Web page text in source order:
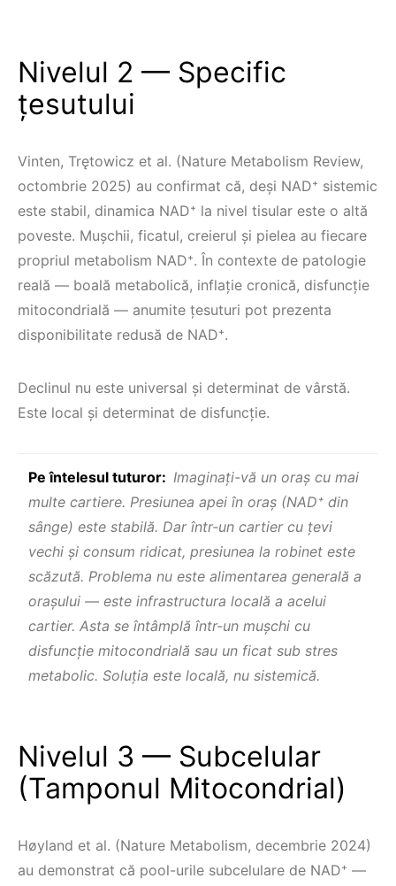
Nivelul 2 — Specific
țesutului
Vinten, Trętowicz et al. (Nature Metabolism Review,
octombrie 2025) au confirmat că, deşi NAD⁺ sistemic
este stabil, dinamica NAD⁺ la nivel tisular este o altă
poveste. Muşchii, ficatul, creierul şi pielea au fiecare
propriul metabolism NAD⁺. În contexte de patologie
reală — boală metabolică, inflație cronică, disfuncție
mitocondrială — anumite țesuturi pot prezenta
disponibilitate redusă de NAD⁺.
Declinul nu este universal şi determinat de vârstă.
Este local şi determinat de disfuncție.
Pe întelesul tuturor: Imaginați-vă un oraş cu mai
multe cartiere. Presiunea apei în oraş (NAD⁺ din
sânge) este stabilă. Dar într-un cartier cu țevi
vechi şi consum ridicat, presiunea la robinet este
scăzută. Problema nu este alimentarea generală a
oraşului — este infrastructura locală a acelui
cartier. Asta se întâmplă într-un muşchi cu
disfuncție mitocondrială sau un ficat sub stres
metabolic. Soluția este locală, nu sistemică.
Nivelul 3 — Subcelular
(Tamponul Mitocondrial)
Høyland et al. (Nature Metabolism, decembrie 2024)
au demonstrat că pool-urile subcelulare de NAD⁺ —